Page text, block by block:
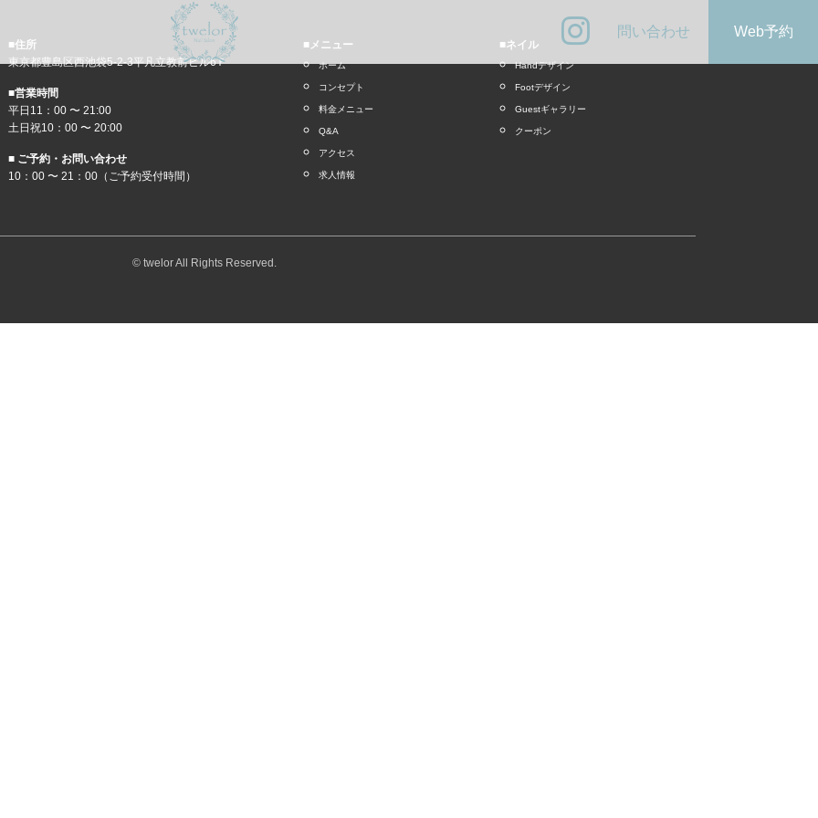
問い合わせ Web予約
■住所
東京都豊島区西池袋5-2-3平凡立教前ビル6Ｆ
■営業時間
平日11：00 〜 21:00
土日祝10：00 〜 20:00
■ ご予約・お問い合わせ
10：00 〜 21：00（ご予約受付時間）
■メニュー
ホーム
コンセプト
料金メニュー
Q&A
アクセス
求人情報
■ネイル
Handデザイン
Footデザイン
Guestギャラリー
クーポン
© twelor All Rights Reserved.